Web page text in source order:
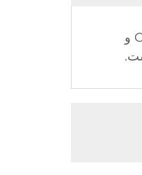
جاکت جوشکاری مقاوم در برابر شعله (FR) ما به دلیل مواد پیشرفته مقاوم در برابر شعله، طراحی ارگونومیک و انطباق با استانداردهای CE و